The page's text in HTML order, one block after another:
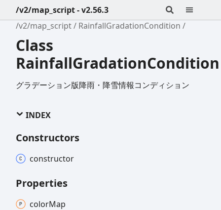
/v2/map_script - v2.56.3
/v2/map_script
RainfallGradationCondition
Class
RainfallGradationCondition
グラデーション版降雨・降雪情報コンディション
INDEX
Constructors
constructor
Properties
colorMap